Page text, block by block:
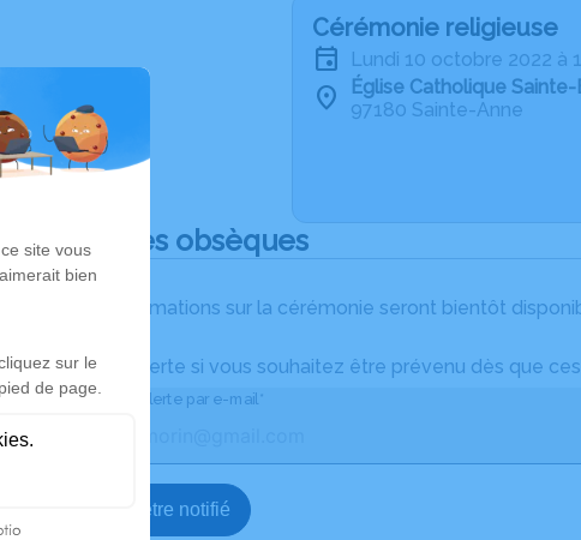
Cérémonie religieuse
lundi 10 octobre 2022 à
Église Catholique
97180 Sainte-Anne
Déroulé des obsèques
Les informations sur la cérémonie seront bientôt
Activez une alerte si vous souhaitez être prévenu dès que
Recevoir une alerte par e-mail*
Je veux être notifié